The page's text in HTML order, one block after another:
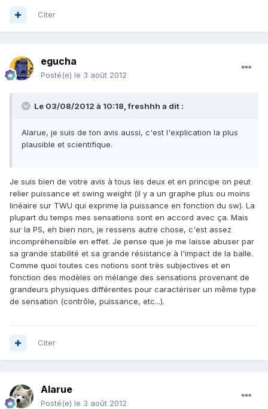
Citer
egucha
Posté(e) le 3 août 2012
Le 03/08/2012 à 10:18, freshhh a dit :
Alarue, je suis de ton avis aussi, c'est l'explication la plus
plausible et scientifique.
Je suis bien de votre avis à tous les deux et en principe on peut
relier puissance et swing weight (il y a un graphe plus ou moins
linéaire sur TWU qui exprime la puissance en fonction du sw). La
plupart du temps mes sensations sont en accord avec ça. Mais
sur la PS, eh bien non, je ressens autre chose, c'est assez
incompréhensible en effet. Je pense que je me laisse abuser par
sa grande stabilité et sa grande résistance à l'impact de la balle.
Comme quoi toutes ces notions sont très subjectives et en
fonction des modèles on mélange des sensations provenant de
grandeurs physiques différentes pour caractériser un même type
de sensation (contrôle, puissance, etc...).
Citer
Alarue
Posté(e) le 3 août 2012